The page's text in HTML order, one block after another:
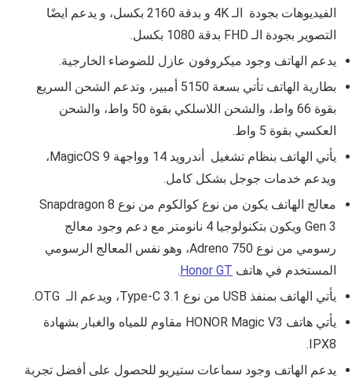
الفيديوهات بجودة الـ4K
و بدقة 2160 بكسل، و يدعم ايضًا
التصوير بجودة الـ FHD بدقة 1080 بكسل.
يدعم الهاتف وجود ميكروفون عازل للضوضاء الخارجية.
بطارية الهاتف تأتي بسعة 5150 أمبير، وتدعم الشحن السريع
بقوة 66 واط، والشحن اللاسلكي بقوة 50 واط، والشحن
العكسي بقوة 5 واط.
يأتي الهاتف بنظام تشغيل أندرويد 14
وواجهة MagicOS 9،
ويدعم خدمات جوجل بشكل كامل.
معالج الهاتف يكون من نوع كوالكوم من نوع Snapdragon 8
Gen 3 ويكون بتكنولوجيا 4 نانومتر مع دعم وجود معالج
رسومي من نوع Adreno 750، وهو نفس المعالج الرسومي
المستخدم في هاتف Honor GT
.
يأتي الهاتف بمنفذ USB من نوع
Type-C 3.1، ويدعم الـ OTG.
يأتي هاتف HONOR Magic V3 مقاوم للمياه والغبار بشهادة
IPX8
.
يدعم الهاتف وجود سماعات ستيريو للحصول على أفضل تجربة